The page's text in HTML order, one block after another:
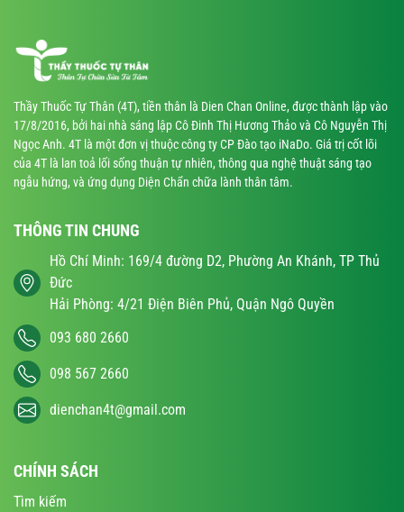
Thầy Thuốc Tự Thân (4T), tiền thân là Dien Chan Online, được thành lập vào
17/8/2016, bởi hai nhà sáng lập Cô Đinh Thị Hương Thảo và Cô Nguyễn Thị
Ngọc Anh. 4T là một đơn vị thuộc công ty CP Đào tạo iNaDo. Giá trị cốt lõi
của 4T là lan toả lối sống thuận tự nhiên, thông qua nghệ thuật sáng tạo
ngẫu hứng, và ứng dụng Diện Chẩn chữa lành thân tâm.
THÔNG TIN CHUNG
Hồ Chí Minh: 169/4 đường D2, Phường An Khánh, TP Thủ
Đức
Hải Phòng: 4/21 Điện Biên Phủ, Quận Ngô Quyền
093 680 2660
098 567 2660
dienchan4t@gmail.com
CHÍNH SÁCH
Tìm kiếm